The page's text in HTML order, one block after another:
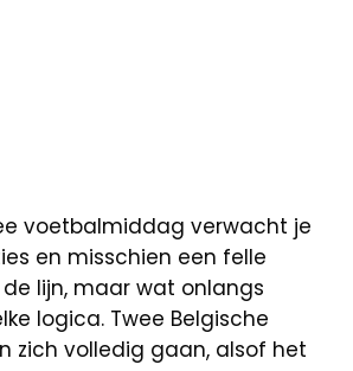
voetbalmiddag verwacht je
en misschien een felle
lijn, maar wat onlangs
logica. Twee Belgische
zich volledig gaan, alsof het